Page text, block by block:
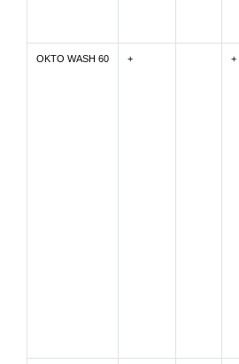
OKTO WASH 60 + +